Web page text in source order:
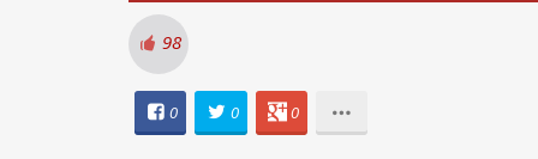
98
0 0 0